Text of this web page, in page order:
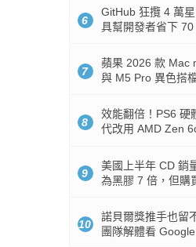
6
GitHub 狂攬 4 萬
具幫開發者省下 70
7
蘋果 2026 款 Mac
與 M5 Pro 異色搭
8
效能翻倍！PS6 硬
代改用 AMD Zen
9
美國上半年 CD 銷
為黑膠 7 倍，但購
10
諾貝爾獎推手也留
團隊解體看